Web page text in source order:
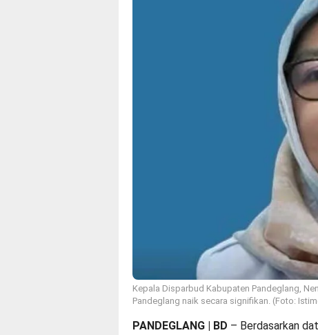
Kepala Disparbud Kabupaten Pandeglang,
Pandeglang naik secara signifikan. (Foto:
PANDEGLANG | BD – Berdasarkan